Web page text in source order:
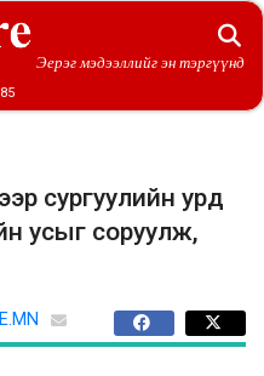
Эерэг мэдээллийг эн тэргүүнд
сургуулийн урд
усыг соруулж,